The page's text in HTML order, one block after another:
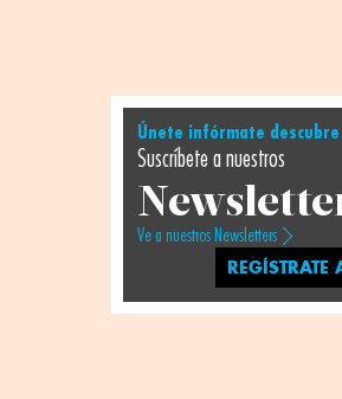
Únete infórmate descubre
Suscríbete a nuestros
Ve a nuestros Newsletters
REGÍSTRATE